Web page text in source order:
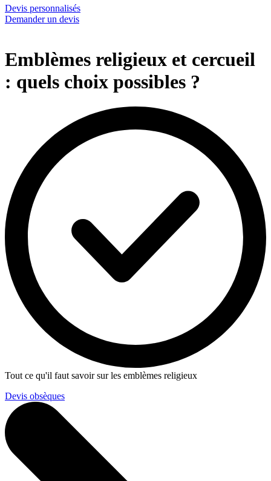
Devis personnalisés
Demander un devis
Emblèmes religieux et cercueil
: quels choix possibles ?
Tout ce qu'il faut savoir sur les emblèmes religieux
Devis obsèques